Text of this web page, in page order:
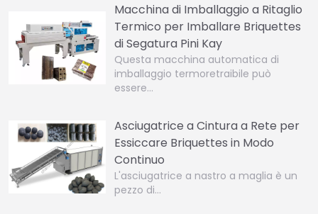
Macchina di Imballaggio a Ritaglio
Termico per Imballare Briquettes
di Segatura Pini Kay
Questa macchina automatica di
imballaggio termoretraibile può
essere…
Asciugatrice a Cintura a Rete per
Essiccare Briquettes in Modo
Continuo
L'asciugatrice a nastro a maglia è un
pezzo di…